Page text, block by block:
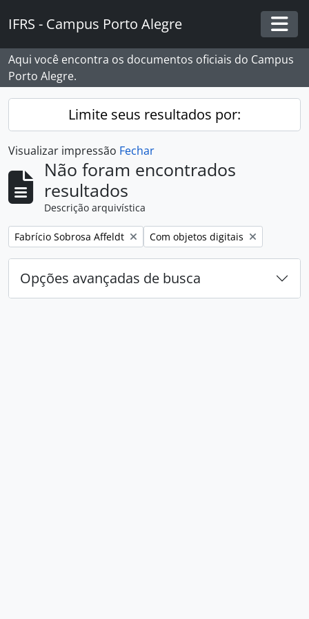
IFRS - Campus Porto Alegre
Aqui você encontra os documentos oficiais do Campus
Porto Alegre.
Limite seus resultados por:
Visualizar impressão Fechar
Não foram encontrados
resultados
Descrição arquivística
Remover filtro:
Fabrício Sobrosa Affeldt Remover filtro:
Com objetos digitais
Opções avançadas de busca